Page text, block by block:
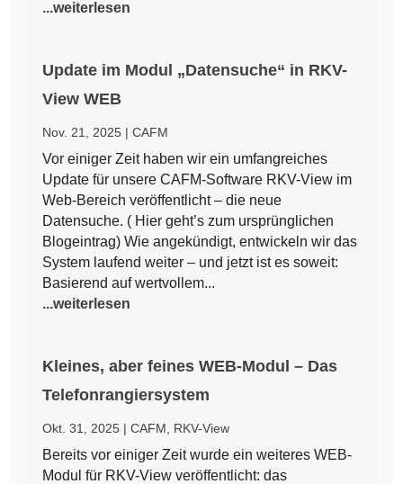
...weiterlesen
Update im Modul „Datensuche“ in RKV-
View WEB
Nov. 21, 2025 |CAFM
Vor einiger Zeit haben wir ein umfangreiches
Update für unsere CAFM-Software RKV-View im
Web-Bereich veröffentlicht – die neue
Datensuche. ( Hier geht’s zum ursprünglichen
Blogeintrag) Wie angekündigt, entwickeln wir das
System laufend weiter – und jetzt ist es soweit:
Basierend auf wertvollem...
...weiterlesen
Kleines, aber feines WEB-Modul – Das
Telefonrangiersystem
Okt. 31, 2025 |CAFM RKV-View
Bereits vor einiger Zeit wurde ein weiteres WEB-
Modul für RKV-View veröffentlicht: das